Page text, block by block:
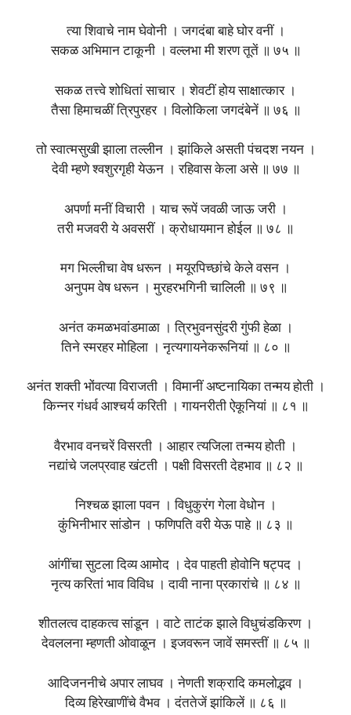
त्या शिवाचे नाम घेवोनी । जगदंबा बाहे घोर वनीं ।
सकळ अभिमान टाकूनी । वल्लभा मी शरण तूतें ॥ ७५ ॥
सकळ तत्त्वे शोधितां साचार । शेवटीं होय साक्षात्कार ।
तैसा हिमाचळीं त्रिपुरहर । विलोकिला जगदंबेनें ॥ ७६ ॥
तो स्वात्मसुखी झाला तल्लीन । झांकिले असती पंचदश नयन ।
देवी म्हणे श्वशुरगृही येऊन । रहिवास केला असे ॥ ७७ ॥
अपर्णा मनीं विचारी । याच रूपें जवळी जाऊ जरी ।
तरी मजवरी ये अवसरीं । क्रोधायमान होईल ॥ ७८ ॥
मग भिल्लीचा वेष धरून । मयूरपिच्छांचे केले वसन ।
अनुपम वेष धरून । मुरहरभगिनी चालिली ॥ ७९ ॥
अनंत कमळभवांडमाळा । त्रिभुवनसुंदरी गुंफी हेळा ।
तिने स्मरहर मोहिला । नृत्यगायनेकरूनियां ॥ ८० ॥
अनंत शक्ती भोंवत्या विराजती । विमानीं अष्टनायिका तन्मय होती ।
किन्नर गंधर्व आश्चर्य करिती । गायनरीती ऐकूनियां ॥ ८१ ॥
वैरभाव वनचरें विसरती । आहार त्यजिला तन्मय होती ।
नद्यांचे जलप्रवाह खंटती । पक्षी विसरती देहभाव ॥ ८२ ॥
निश्चळ झाला पवन । विधुकुरंग गेला वेधोन ।
कुंभिनीभार सांडोन । फणिपति वरी येऊ पाहे ॥ ८३ ॥
आंगींचा सुटला दिव्य आमोद । देव पाहती होवोनि षट्पद ।
नृत्य करितां भाव विविध । दावी नाना प्रकारांचे ॥ ८४ ॥
शीतलत्व दाहकत्व सांडून । वाटे ताटंक झाले विधुचंडकिरण ।
देवललना म्हणती ओवाळून । इजवरून जावें समस्तीं ॥ ८५ ॥
आदिजननीचे अपार लाघव । नेणती शक्रादि कमलोद्भव ।
दिव्य हिरेखाणींचे वैभव । दंततेजें झांकिलें ॥ ८६ ॥